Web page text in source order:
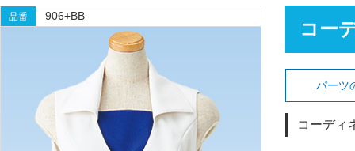
品番 906+BB
コー
パーツ
コーディ